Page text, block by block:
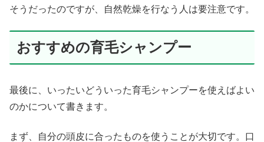
そうだったのですが、自然乾燥を行なう人は要注意です。
おすすめの育毛シャンプー
最後に、いったいどういった育毛シャンプーを使えばよい
のかについて書きます。
まず、自分の頭皮に合ったものを使うことが大切です。口